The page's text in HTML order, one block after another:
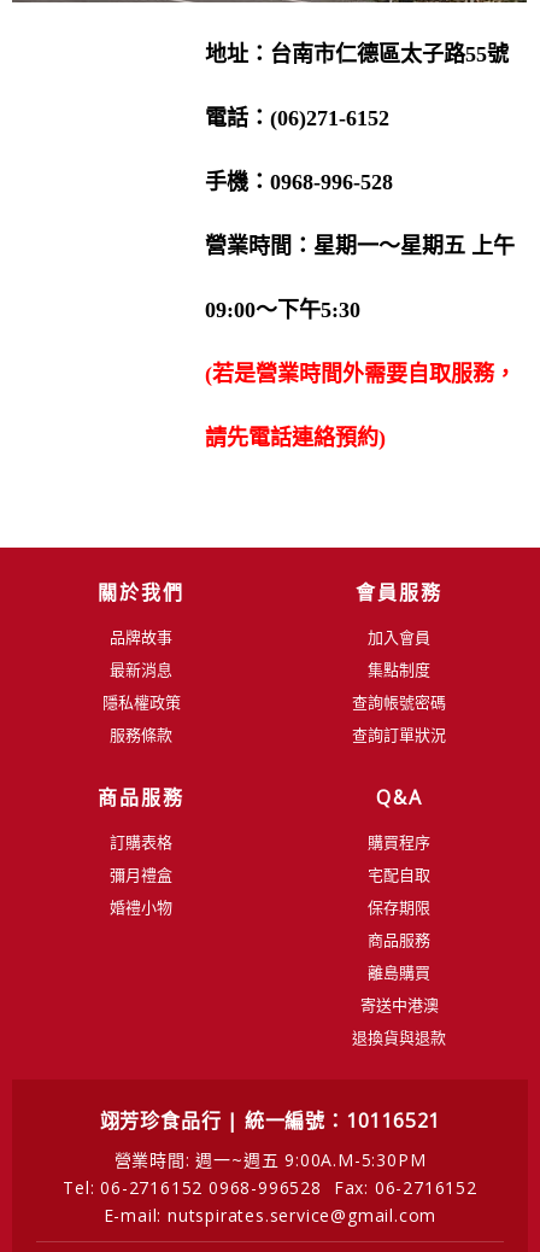
地址：台南市仁德區太子路55號
電話：(06)271-6152
手機：0968-996-528
營業時間：星期一〜星期五 上午
09:00〜下午5:30
(若是營業時間外需要自取服務，
請先電話連絡預約)
關於我們
品牌故事
最新消息
隱私權政策
服務條款
會員服務
加入會員
集點制度
查詢帳號密碼
查詢訂單狀況
商品服務
訂購表格
彌月禮盒
婚禮小物
Q&A
購買程序
宅配自取
保存期限
商品服務
離島購買
寄送中港澳
退換貨與退款
翊芳珍食品行 | 統一編號：10116521
營業時間: 週一~週五 9:00A.M-5:30PM
Tel: 06-2716152 0968-996528
Fax: 06-2716152
E-mail: nutspirates.service@gmail.com